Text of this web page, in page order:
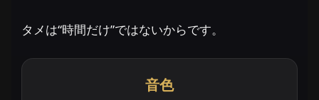
タメは“時間だけ”ではないからです。
音色